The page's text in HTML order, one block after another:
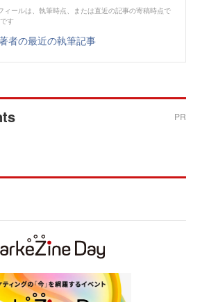
ィールは、執筆時点、または直近の記事の寄稿時点で
す
者の最近の執筆記事
PR